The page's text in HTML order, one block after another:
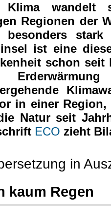
Klima
Regionen der
besonders stark
ist eine
schon seit
in einer
Natur seit
ECO zieht
in
kaum Regen